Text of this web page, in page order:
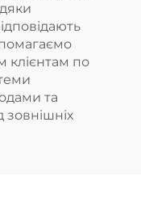
клієнтам по
та
зовнішніх